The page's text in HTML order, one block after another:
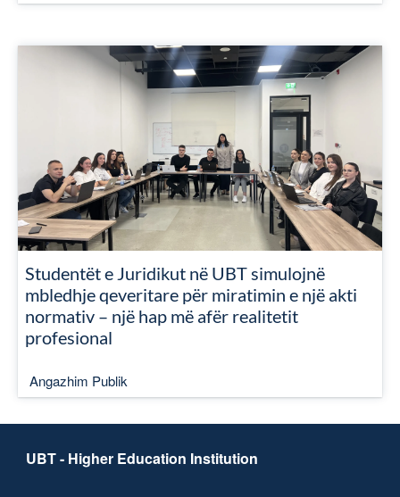
Studentët e Juridikut në UBT simulojnë
mbledhje qeveritare për miratimin e një akti
normativ – një hap më afër realitetit
profesional
Angazhim Publik
UBT - Higher Education Institution